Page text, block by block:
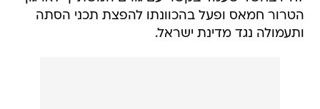
הטרור חמאס ופעל בהכוונתו להפצת תכני הסתה
ותעמולה נגד מדינת ישראל.